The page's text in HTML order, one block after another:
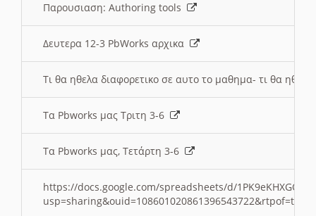
Παρουσιαση: Authoring tools
Δευτερα 12-3 PbWorks αρχικα
Τι θα ηθελα διαφορετικο σε αυτο το μαθημα- τι θα
Τα Pbworks μας Τριτη 3-6
Τα Pbworks μας, Τετάρτη 3-6
https://docs.google.com/spreadsheets/d/